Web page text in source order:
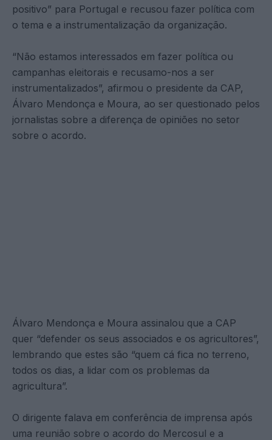
positivo” para Portugal e recusou fazer política com
o tema e a instrumentalização da organização.
“Não estamos interessados em fazer política ou
campanhas eleitorais e recusamo-nos a ser
instrumentalizados”, afirmou o presidente da CAP,
Álvaro Mendonça e Moura, ao ser questionado pelos
jornalistas sobre a diferença de opiniões no setor
sobre o acordo.
Álvaro Mendonça e Moura assinalou que a CAP
quer “defender os seus associados e os agricultores”,
lembrando que estes são “quem cá fica no terreno,
todos os dias, a lidar com os problemas da
agricultura”.
O dirigente falava em conferência de imprensa após
uma reunião sobre o acordo do Mercosul e a